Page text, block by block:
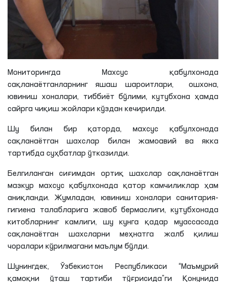
Мониторингда Махсус қабулхонада
сақланаётганларнинг яшаш шароитлари, ошхона,
ювиниш хоналари, тиббиёт бўлими, кутубхона ҳамда
сайрга чиқиш жойлари кўздан кечирилди.
Шу билан бир қаторда, махсус қабулхонада
сақланаётган шахслар билан жамоавий ва якка
тартибда суҳбатлар ўтказилди.
Белгиланган сиғимдан ортиқ шахслар сақланаётган
мазкур махсус қабулхонада қатор камчиликлар ҳам
аниқланди. Жумладан, ювиниш хоналари санитария-
гигиена талабларига жавоб бермаслиги, кутубхонада
китобларнинг камлиги, шу кунга қадар муассасада
сақланаётган шахсларни меҳнатга жалб қилиш
чоралари кўрилмагани маълум бўлди.
Шунингдек, Ўзбекистон Республикаси “Маъмурий
қамоқни ўташ тартиби тўғрисида”ги Қонунида